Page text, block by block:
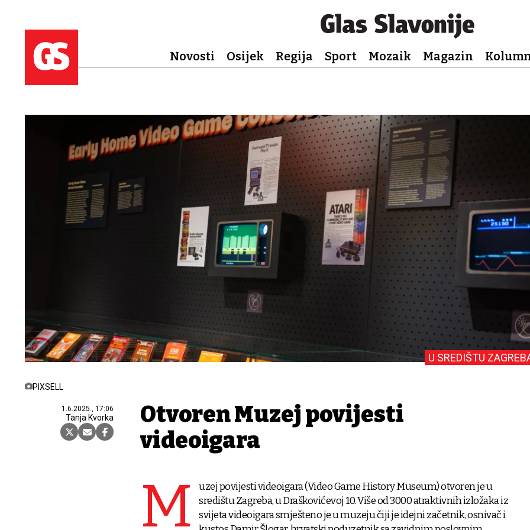
Novosti Osijek Regija Sport Mozaik Magazin
PIXSELL
1.6.2025., 17:06
Tanja Kvorka
U SREDIŠTU
Otvoren Muzej povijesti
videoigara
M
uzej povijesti videoigara (Video Game History Museum) otvoren je u
središtu Zagreba, u Draškovićevoj 10. Više od 3000 atraktivnih izložaka iz
svijeta videoigara smješteno je u muzeju čiji je idejni začetnik, osnivač i